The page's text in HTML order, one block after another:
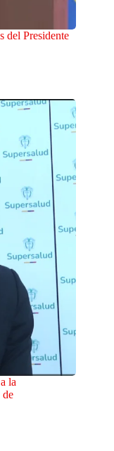
del Presidente
la
de